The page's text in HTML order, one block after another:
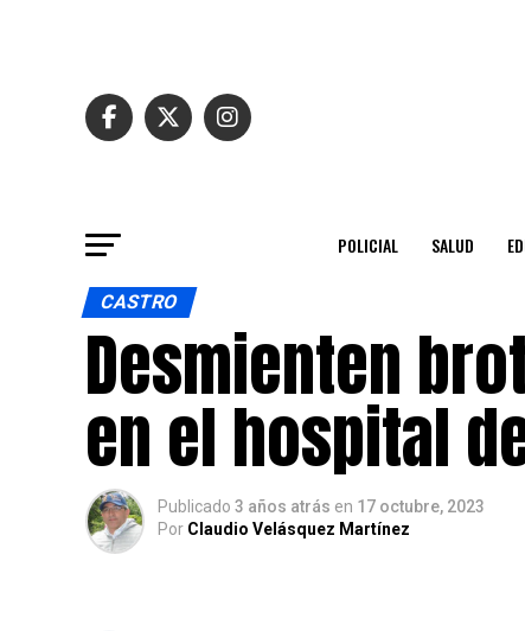
POLICIAL SALUD
CASTRO
Desmienten
en el hospital
Publicado 3 años atrás en 17 octubre, 2023
Por Claudio Velásquez Martínez